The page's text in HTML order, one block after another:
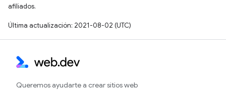
afiliados.
Última actualización: 2021-08-02 (UTC)
Queremos ayudarte a crear sitios web